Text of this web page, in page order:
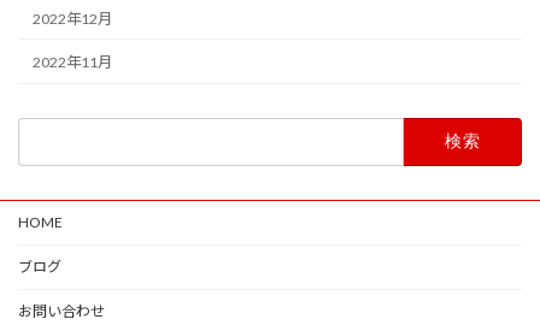
2022年12月
2022年11月
HOME
ブログ
お問い合わせ